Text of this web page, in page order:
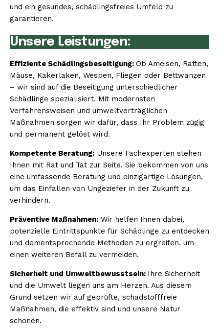
und ein gesundes, schädlingsfreies Umfeld zu
garantieren.
Unsere Leistungen:
Effiziente Schädlingsbeseitigung: Ob Ameisen, Ratten,
Mäuse, Kakerlaken, Wespen, Fliegen oder Bettwanzen
– wir sind auf die Beseitigung unterschiedlicher
Schädlinge spezialisiert. Mit modernsten
Verfahrensweisen und umweltverträglichen
Maßnahmen sorgen wir dafür, dass Ihr Problem zügig
und permanent gelöst wird.
Kompetente Beratung: Unsere Fachexperten stehen
Ihnen mit Rat und Tat zur Seite. Sie bekommen von uns
eine umfassende Beratung und einzigartige Lösungen,
um das Einfallen von Ungeziefer in der Zukunft zu
verhindern.
Präventive Maßnahmen: Wir helfen Ihnen dabei,
potenzielle Eintrittspunkte für Schädlinge zu entdecken
und dementsprechende Methoden zu ergreifen, um
einen weiteren Befall zu vermeiden.
Sicherheit und Umweltbewusstsein: Ihre Sicherheit
und die Umwelt liegen uns am Herzen. Aus diesem
Grund setzen wir auf geprüfte, schadstofffreie
Maßnahmen, die effektiv sind und unsere Natur
schonen.